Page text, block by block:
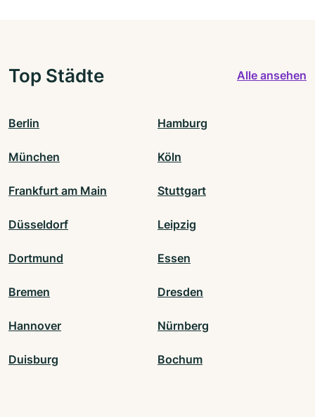
Top Städte Alle ansehen
Berlin Hamburg
München Köln
Frankfurt am Main Stuttgart
Düsseldorf Leipzig
Dortmund Essen
Bremen Dresden
Hannover Nürnberg
Duisburg Bochum